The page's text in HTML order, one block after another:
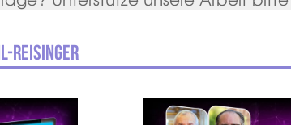
Reisinger